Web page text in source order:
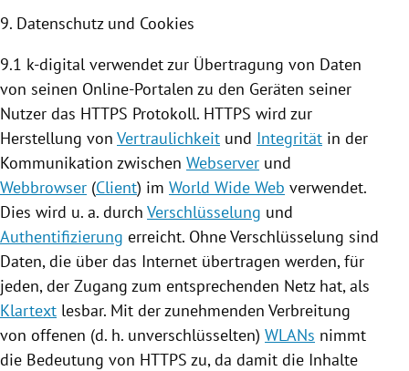
9. Datenschutz und Cookies
9.1 k-digital verwendet zur Übertragung von Daten
von seinen Online-Portalen zu den Geräten seiner
Nutzer das HTTPS Protokoll. HTTPS wird zur
Herstellung von Vertraulichkeit und Integrität in der
Kommunikation zwischen Webserver und
Webbrowser (Client) im World Wide Web verwendet.
Dies wird u. a. durch Verschlüsselung und
Authentifizierung erreicht. Ohne Verschlüsselung sind
Daten, die über das Internet übertragen werden, für
jeden, der Zugang zum entsprechenden Netz hat, als
Klartext lesbar. Mit der zunehmenden Verbreitung
von offenen (d. h. unverschlüsselten) WLANs nimmt
die Bedeutung von HTTPS zu, da damit die Inhalte